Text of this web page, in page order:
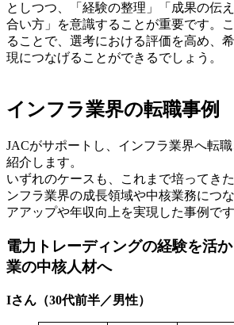
としつつ、「経験の整理」「成果の伝
合い方」を意識することが重要です。
ることで、選考における評価を高め、
現につなげることができるでしょう。
インフラ業界の転職事例
JACがサポートし、インフラ業界へ転
紹介します。
いずれのケースも、これまで培ってき
ンフラ業界の成長領域や中核業務につ
アアップや年収向上を実現した事例です
電力トレーディングの経験を活
業の中核人材へ
Iさん（30代前半／男性）